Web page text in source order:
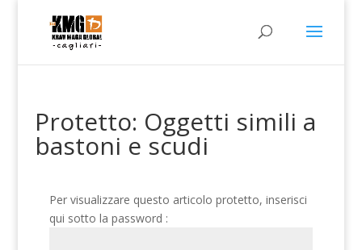
Protetto: Oggetti simili a
bastoni e scudi
Per visualizzare questo articolo protetto, inserisci
qui sotto la password :